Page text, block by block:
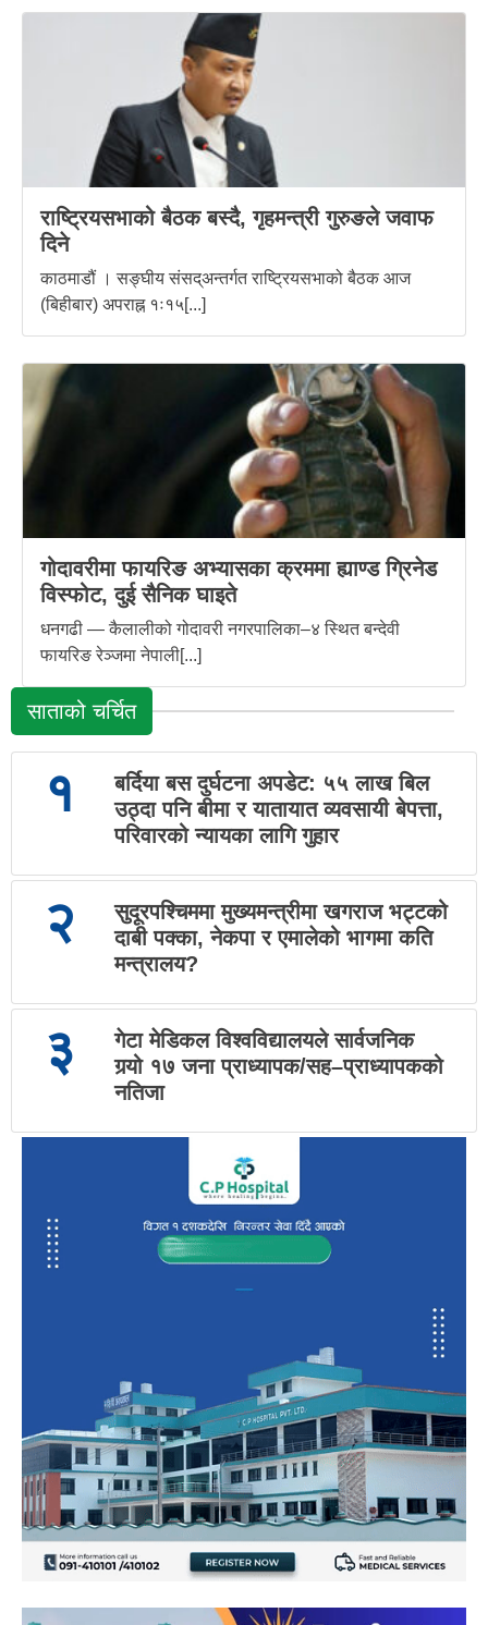
राष्ट्रियसभाको बैठक बस्दै, गृहमन्त्री गुरुङले जवाफ
दिने
काठमाडौं । सङ्घीय संसद्अन्तर्गत राष्ट्रियसभाको बैठक आज
(बिहीबार) अपराह्न १ः१५[...]
गोदावरीमा फायरिङ अभ्यासका क्रममा ह्याण्ड ग्रिनेड
विस्फोट, दुई सैनिक घाइते
धनगढी — कैलालीको गोदावरी नगरपालिका–४ स्थित बन्देवी
फायरिङ रेञ्जमा नेपाली[...]
साताको चर्चित
१
बर्दिया बस दुर्घटना अपडेट: ५५ लाख बिल
उठ्दा पनि बीमा र यातायात व्यवसायी बेपत्ता,
परिवारको न्यायका लागि गुहार
२
सुदूरपश्चिममा मुख्यमन्त्रीमा खगराज भट्टको
दाबी पक्का, नेकपा र एमालेको भागमा कति
मन्त्रालय?
३
गेटा मेडिकल विश्वविद्यालयले सार्वजनिक
गर्‍यो १७ जना प्राध्यापक/सह–प्राध्यापकको
नतिजा